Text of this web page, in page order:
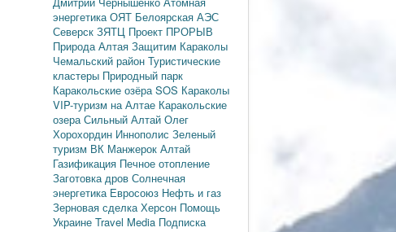
энергетикаОЯТ Белоярская АЭС
Северск ЗЯТЦ Проект ПРОРЫВ
Природа Алтая Защитим Караколы
Чемальский район Туристические
кластеры Природный парк
Каракольские озёраSOS Караколы
VIP-туризм на Алтае Каракольские
озераСильный Алтай Олег
Хорохордин Иннополис Зеленый
туризм ВК Манжерок Алтай
Газификация Печное отопление
Заготовка дров Солнечная
энергетика Евросоюз Нефть и газ
Зерновая сделкаХерсон Помощь
Украине Travel Media Подписка